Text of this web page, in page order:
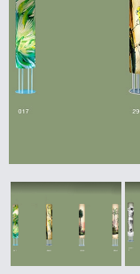
Sofaborde
&
sideborde
Bakke
borde
Lænestole
Kontorstole
Skamler
taburetter